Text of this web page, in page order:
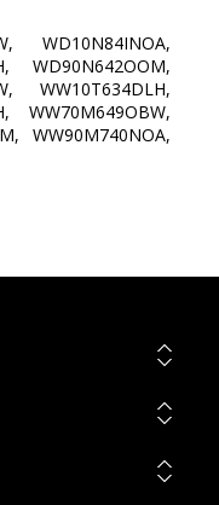
WD10N84INOA,
WD90N642OOM,
WW10T634DLH,
WW70M649OBW,
WW90M740NOA,